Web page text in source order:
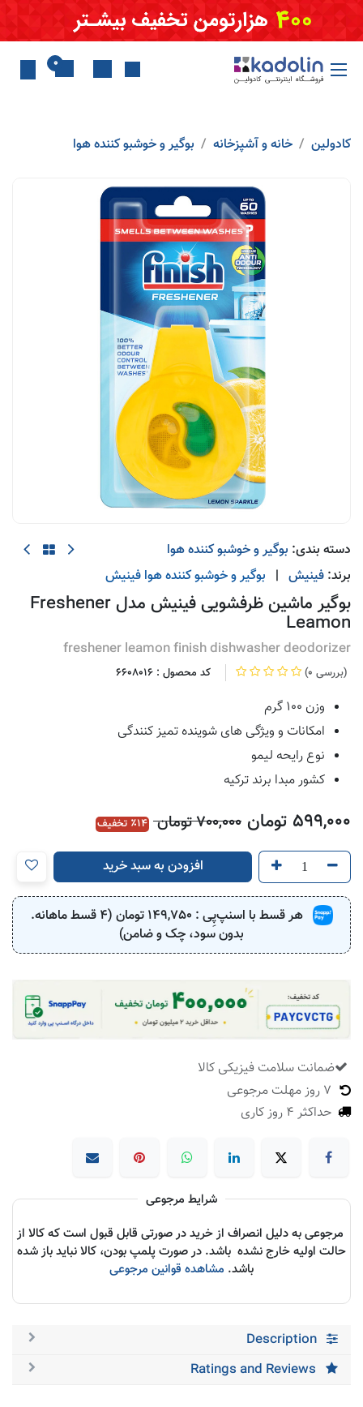
Skip to Content
0
کادولین خانه و آشپزخانه بوگیر و خوشبو کننده هوا
دسته بندی: بوگیر و خوشبو کننده هوا
برند: فینیش | بوگیر و خوشبو کننده هوا فینیش
بوگیر ماشین ظرفشویی فینیش مدل Freshener
Leamon
freshener leamon finish dishwasher deodorizer
(0 بررسی) کد محصول : 6608016
وزن 100 گرم
امکانات و ویژگی های شوینده تمیز کنندگی
نوع رایحه لیمو
کشور مبدا برند ترکیه
599,000 تومان 700,000تومان 14٪ تخفیف
افزودن به سبد خرید
هر قسط با اسنپ‌پِی : 149,750
تومان (4 قسط ماهانه.
بدون سود، چک و ضامن)
ضمانت سلامت فیزیکی کالا
حداکثر 4 روز کاری
شرایط مرجوعی
مرجوعی به دلیل انصراف از خرید در صورتی قابل قبول است که کالا از
حالت اولیه خارج نشده باشد. در صورت پلمپ بودن، کالا نباید باز شده
باشد. مشاهده قوانین مرجوعی
Description
Ratings and Reviews